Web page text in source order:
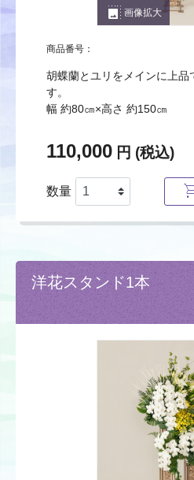
photo_size_select_large 画像拡大
商品番号：
胡蝶蘭とユリをメインに上品
す。
幅 約80㎝×高さ 約150㎝
110,000 円 (税込)
数量
洋花スタンド1本